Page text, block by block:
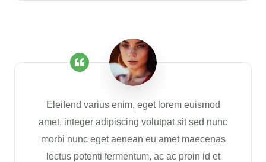
Eleifend varius enim, eget lorem euismod
amet, integer adipiscing volutpat sit sed nunc
morbi nunc eget aenean eu amet maecenas
lectus potenti fermentum, ac ac proin id et